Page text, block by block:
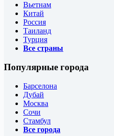
Вьетнам
Китай
Россия
Таиланд
Турция
Все страны
Популярные города
Барселона
Дубай
Москва
Сочи
Стамбул
Все города